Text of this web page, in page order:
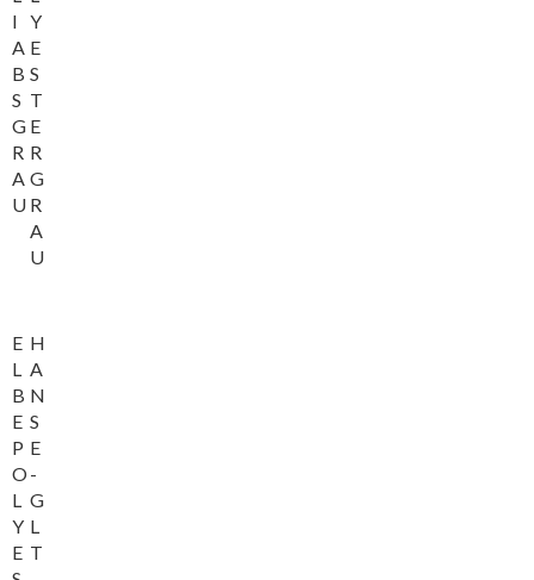
I
A
B
S
G
R
A
U
Y
E
S
T
E
R
G
R
A
U
E
L
B
E
P
O
L
Y
E
H
A
N
S
E
-
G
L
T